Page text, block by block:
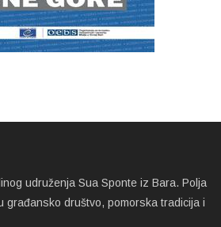
udruženja Sua Sponte iz Bara. Polja
građansko društvo, pomorska tradicija i